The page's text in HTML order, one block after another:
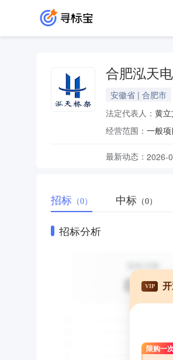
合肥泓天
安徽省 | 合肥市
法定代表人： 黄立
经营范围：
最新动态： 2026-
招标 （0） 中标 （0）
招标分析
VIP
限购一